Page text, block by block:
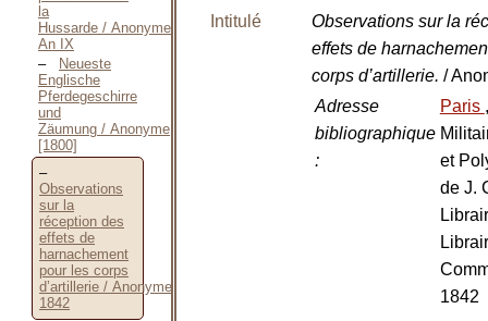
la
Hussarde / Anonyme,
An IX
Neueste
Englische
Pferdegeschirre
und
Zäumung / Anonyme,
[1800]
Observations
sur la
réception des
effets de
harnachement
pour les corps
d’artillerie / Anonyme,
1842
Intitulé
Observations sur la
effets de
corps d’artillerie. /
Adresse
bibliographique
:
Paris
et
de J.
1842